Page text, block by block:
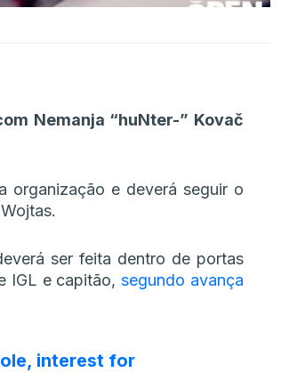
Nemanja “⁠huNter-⁠” Kovač
organização e deverá seguir o
ser feita dentro de portas
IGL e capitão,segundo avança
interest for